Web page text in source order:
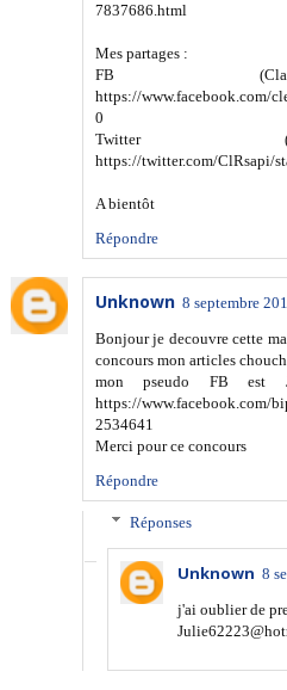
7837686.html
Mes partages :
FB
https://www.facebook.com/
0
Twitter
https://twitter.com/ClRsapi/
A bientôt
Répondre
Unknown 8 septembre
Bonjour je decouvre cette
concours mon articles
mon pseudo FB est
https://www.facebook.com/
2534641
Merci pour ce concours
Répondre
Réponses
Unknown 8
j'ai oublier de